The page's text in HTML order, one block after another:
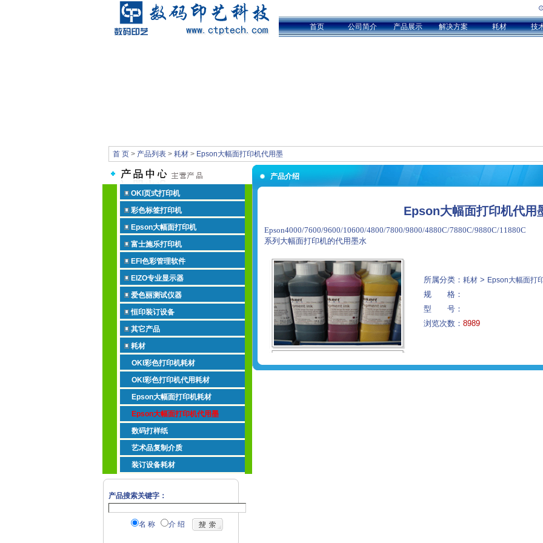
⊙
首页 公司简介 产品展示 解决方案 耗材 技
首 页> 产品列表> 耗材> Epson大幅面打印机代用墨
OKI页式打印机
彩色标签打印机
Epson大幅面打印机
富士施乐打印机
EFI色彩管理软件
EIZO专业显示器
爱色丽测试仪器
恒印装订设备
其它产品
耗材
OKI彩色打印机耗材
OKI彩色打印机代用耗材
Epson大幅面打印机耗材
Epson大幅面打印机代用墨
数码打样纸
艺术品复制介质
装订设备耗材
产品搜索关键字：
名 称 介 绍
产品介绍
Epson大幅面打印机代用
Epson4000/7600/9600/10600/4800/7800/9800/4880C/7880C/9880C/11880C
系列大幅面打印机的代用墨水
所属分类： 耗材> Epson大幅面打
规 格：
型 号：
浏览次数： 8989